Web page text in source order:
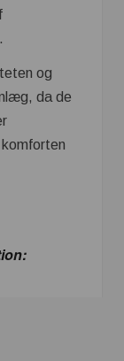
og
da de